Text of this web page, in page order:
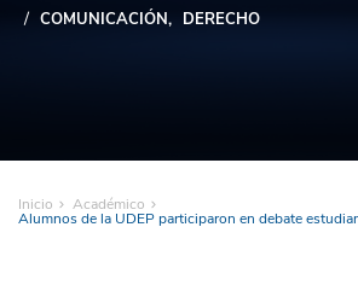
COMUNICACIÓN
DERECHO
Inicio Académico
Alumnos de la UDEP participaron en debate